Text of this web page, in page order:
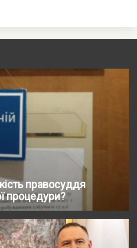
правосуддя
процедури?